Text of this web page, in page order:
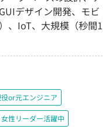
デザイン開発、モビ
、IoT、大規模（秒間1
or元エンジニア
女性リーダー活躍中